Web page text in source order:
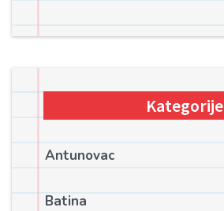
Kategorije
Antunovac
Batina